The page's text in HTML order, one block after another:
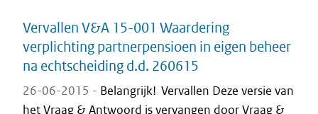
Vervallen V&A 15-001 Waardering
verplichting partnerpensioen in eigen beheer
na echtscheiding d.d. 260615
26-06-2015 - Belangrijk! Vervallen Deze versie van
het Vraag & Antwoord is vervangen door Vraag &